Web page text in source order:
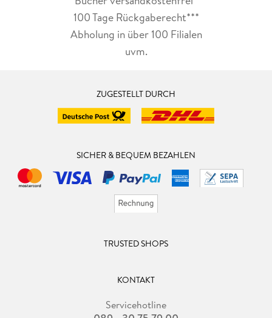
100 Tage Rückgaberecht***
Abholung in über 100 Filialen
uvm.
ZUGESTELLT DURCH
SICHER & BEQUEM BEZAHLEN
TRUSTED SHOPS
KONTAKT
Servicehotline